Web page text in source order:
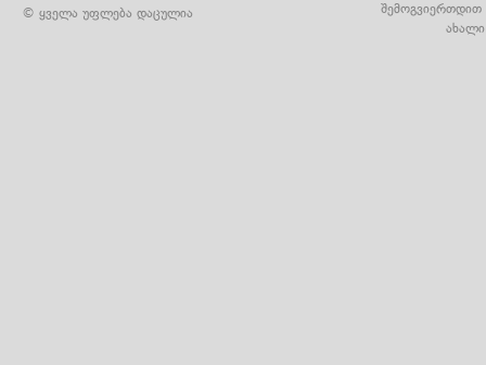
© ყველა უფლება დაცულია
შემოგვიერთდით
ახალი